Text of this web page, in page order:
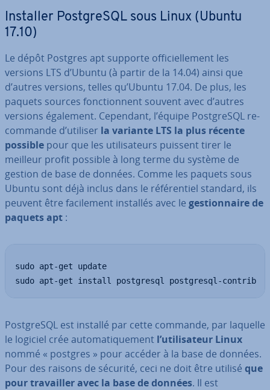
Installer Post­greSQL sous Linux (Ubuntu
17.10)
Le dépôt Postgres apt supporte of­fi­ciel­le­ment les
versions LTS d’Ubuntu (à partir de la 14.04) ainsi que
d’autres versions, telles qu’Ubuntu 17.04. De plus, les
paquets sources fonc­tion­nent souvent avec d’autres
versions également. Cependant, l’équipe Post­greSQL re­
com­mande d’utiliser la variante LTS la plus récente
possible pour que les uti­li­sa­teurs puissent tirer le
meilleur profit possible à long terme du système de
gestion de base de données. Comme les paquets sous
Ubuntu sont déjà inclus dans le ré­fé­ren­tiel standard, ils
peuvent être fa­ci­le­ment installés avec le ges­tion­naire de
paquets apt :
sudo apt-get update
sudo apt-get install postgresql postgresql-contrib
Post­greSQL est installé par cette commande, par laquelle
le logiciel crée au­to­ma­ti­que­ment l’uti­li­sa­teur Linux
nommé « postgres » pour accéder à la base de données.
Pour des raisons de sécurité, ceci ne doit être utilisé que
pour tra­vail­ler avec la base de données. Il est